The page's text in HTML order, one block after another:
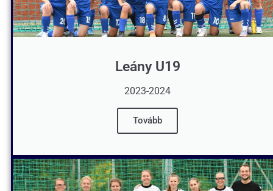
Leány U19
2023-2024
Tovább